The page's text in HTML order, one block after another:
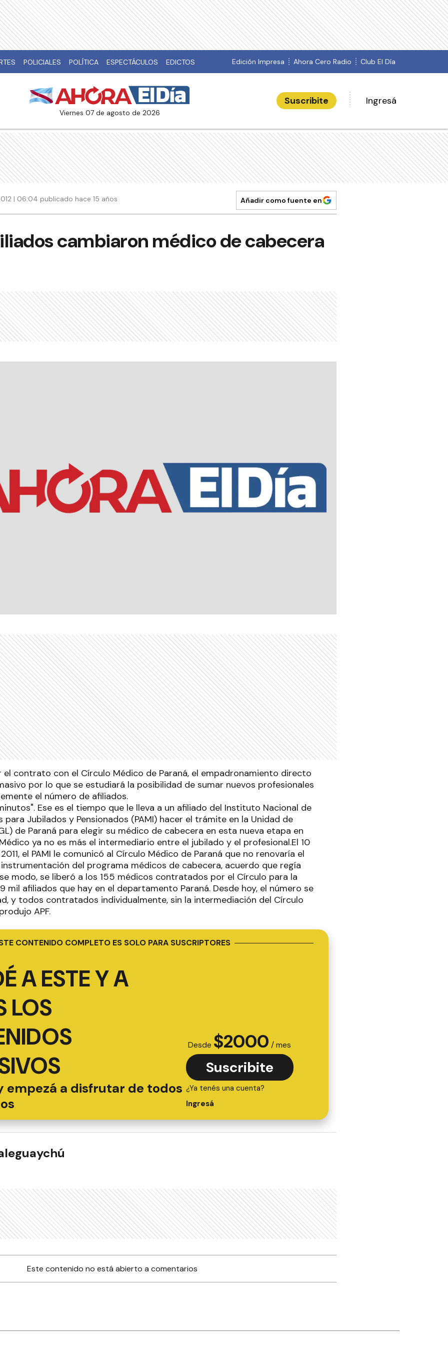
POLICIALES POLÍTICA ESPECTÁCULOS EDICTOS Edición Impresa Ahora Cero Radio Club El Día
viernes 07 de agosto de 2026
Suscribite Ingresá
| 06:04 publicado hace 15 años Añadir como fuente en
cambiaron médico de cabecera
el contrato con el Círculo Médico de Paraná, el empadronamiento directo
por lo que se estudiará la posibilidad de sumar nuevos profesionales
el número de afiliados.
Ese es el tiempo que le lleva a un afiliado del Instituto Nacional de
para Jubilados y Pensionados (PAMI) hacer el trámite en la Unidad de
de Paraná para elegir su médico de cabecera en esta nueva etapa en
ya no es más el intermediario entre el jubilado y el profesional.El 10
el PAMI le comunicó al Círculo Médico de Paraná que no renovaría el
del programa médicos de cabecera, acuerdo que regía
modo, se liberó a los 155 médicos contratados por el Círculo para la
mil afiliados que hay en el departamento Paraná. Desde hoy, el número se
y todos contratados individualmente, sin la intermediación del Círculo
APF.
CONTENIDO COMPLETO ES SOLO PARA SUSCRIPTORES
A ESTE Y A
LOS
empezá a disfrutar de todos
Desde $2000 / mes
Suscribite
¿Ya tenés una cuenta?
Ingresá
Este contenido no está abierto a comentarios